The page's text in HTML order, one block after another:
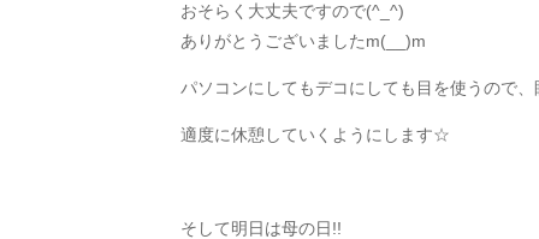
おそらく大丈夫ですので(^_^)
ありがとうございましたm(__)m
パソコンにしてもデコにしても目を使うので
適度に休憩していくようにします☆
そして明日は母の日!!